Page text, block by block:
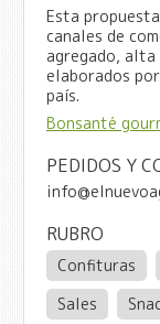
Esta
canales de
agregado,
elaborados
país.
Bonsanté
PEDIDOS Y
RUBRO
Confituras
Sales